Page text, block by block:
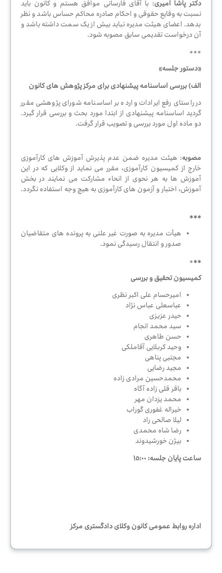
دکتر پاشا امیری: با آقای فارسانی موافق هستم و کانون باید
نسبت به وقایع حقوقی و احکام صادره محاکم حساس باشد و نظر
بدهد. اعضای هیئت مدیره نباید بیش از یک سمت داشته باشد و
آن درخواست تقدیمی سابق مصوبه شود.
***
«دستور جلسه»
الف) بررسی اساسنامه پیشنهادی برای مرکز پژوهش های کانون
در راستای رفع ایرادات وارده بر اساسنامه شورای پژوهشی مقرر
گردید اساسنامه پیشنهادی از ابتدا مورد بحث و بررسی قرار گیرد.
دو ماده اول مورد بررسی و تصویب قرار گرفت.
مصوبه: هیئت مدیره ضمن عدم پذیرش آموزش های کارآموزی
خارج از کمیسیون کارآموزی، مقرر می نماید از وکلایی که در این
آموزش ها به هر نحوی از انحاء مشارکت می نمایند در بخش
آموزش، اختبار و آزمون های کارآموزی به هیچ وجه استفاده نگردد.
***
هیأت مدیره به صورت غیر علنی به پرونده های متقاضیان
صدور و انتقال رسیدگی نمود.
**
*
کمیسیون تحقیق و بررسی
امیرحسام علی اکبر نظری
عباسعلی عباس نژاد
حیدر عزیزی
سید محمد انجام
حسن طاهری
وحید کربلایی آقاملکی
مجتبی پناهی
مجید رضایی
محمدحسین مرادی زاده
باقر قلی زاده آگاه
محمد یزدان مهر
خیراله غفوری گوراب
لیلا صالحی راد
رضا شاه محمدی
بیژن خورشیدوند
ساعت پایان جلسه: ١٥:٠٠
اداره روابط عمومی کانون وکلای دادگستری مرکز